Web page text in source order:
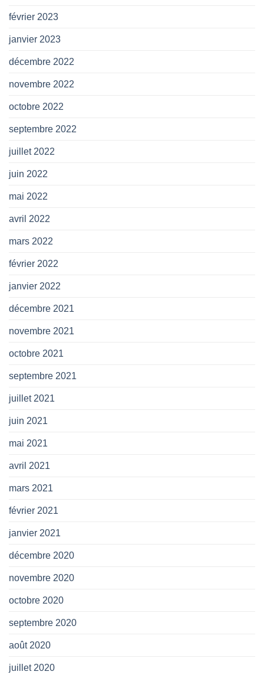
février 2023
janvier 2023
décembre 2022
novembre 2022
octobre 2022
septembre 2022
juillet 2022
juin 2022
mai 2022
avril 2022
mars 2022
février 2022
janvier 2022
décembre 2021
novembre 2021
octobre 2021
septembre 2021
juillet 2021
juin 2021
mai 2021
avril 2021
mars 2021
février 2021
janvier 2021
décembre 2020
novembre 2020
octobre 2020
septembre 2020
août 2020
juillet 2020